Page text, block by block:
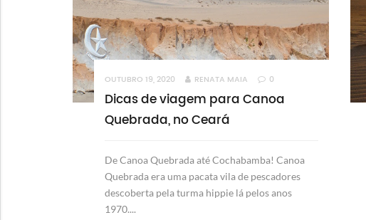
OUTUBRO 19, 2020 RENATA MAIA 0
Dicas de viagem para Canoa
Quebrada, no Ceará
De Canoa Quebrada até Cochabamba! Canoa
Quebrada era uma pacata vila de pescadores
descoberta pela turma hippie lá pelos anos
1970....